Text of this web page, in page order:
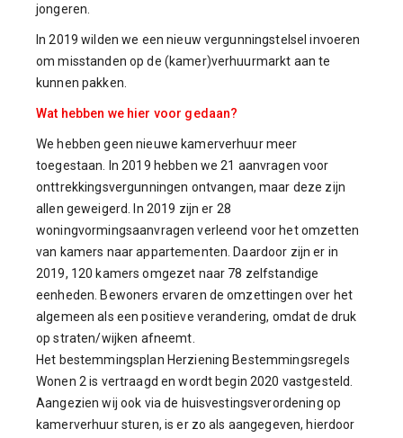
jongeren.
In 2019 wilden we een nieuw vergunningstelsel invoeren
om misstanden op de (kamer)verhuurmarkt aan te
kunnen pakken.
Wat hebben we hier voor gedaan?
We hebben geen nieuwe kamerverhuur meer
toegestaan. In 2019 hebben we 21 aanvragen voor
onttrekkingsvergunningen ontvangen, maar deze zijn
allen geweigerd. In 2019 zijn er 28
woningvormingsaanvragen verleend voor het omzetten
van kamers naar appartementen. Daardoor zijn er in
2019, 120 kamers omgezet naar 78 zelfstandige
eenheden. Bewoners ervaren de omzettingen over het
algemeen als een positieve verandering, omdat de druk
op straten/wijken afneemt.
Het bestemmingsplan Herziening Bestemmingsregels
Wonen 2 is vertraagd en wordt begin 2020 vastgesteld.
Aangezien wij ook via de huisvestingsverordening op
kamerverhuur sturen, is er zo als aangegeven, hierdoor